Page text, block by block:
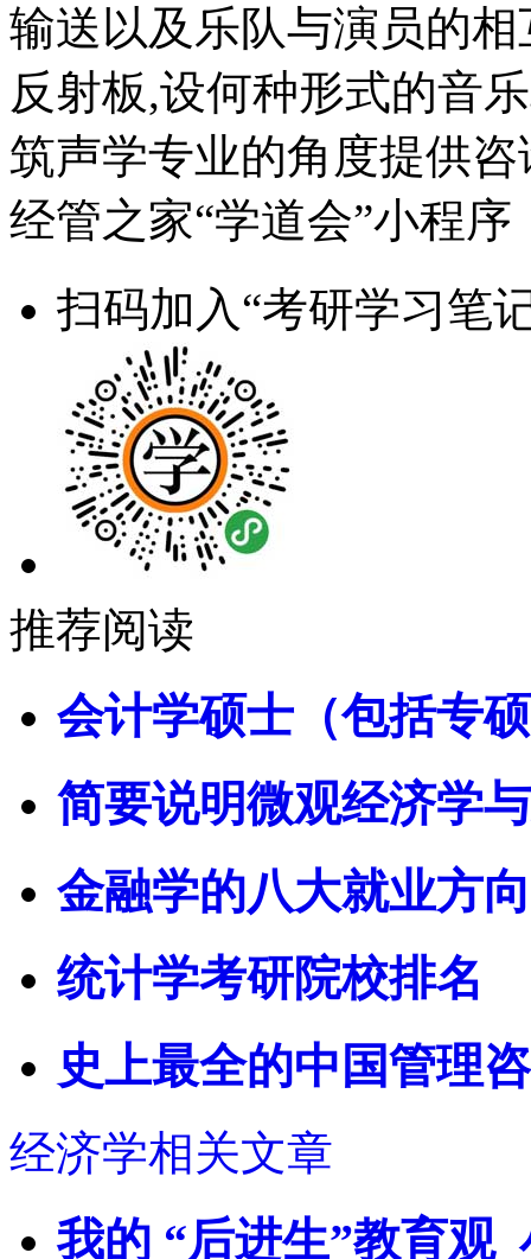
输送以及乐队与演员的
反射板,设何种形式的音
筑声学专业的角度提供
经管之家“学道会”小程序
扫码加入“考研学习笔
推荐阅读
会计学硕士（包括专
简要说明微观经济学
金融学的八大就业方
统计学考研院校排名
史上最全的中国管理
经济学相关文章
我的 “后进生”教育观